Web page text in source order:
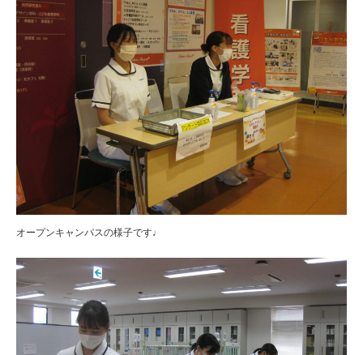
オープンキャンパスの様子です♩